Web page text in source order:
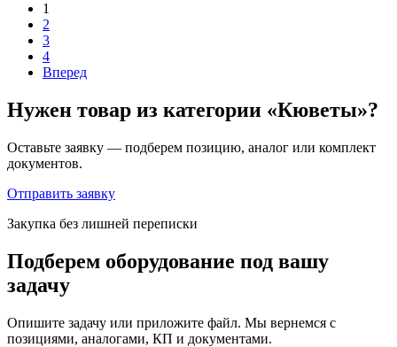
1
2
3
4
Вперед
Нужен товар из категории «Кюветы»?
Оставьте заявку — подберем позицию, аналог или комплект
документов.
Отправить заявку
Закупка без лишней переписки
Подберем оборудование под вашу
задачу
Опишите задачу или приложите файл. Мы вернемся с
позициями, аналогами, КП и документами.